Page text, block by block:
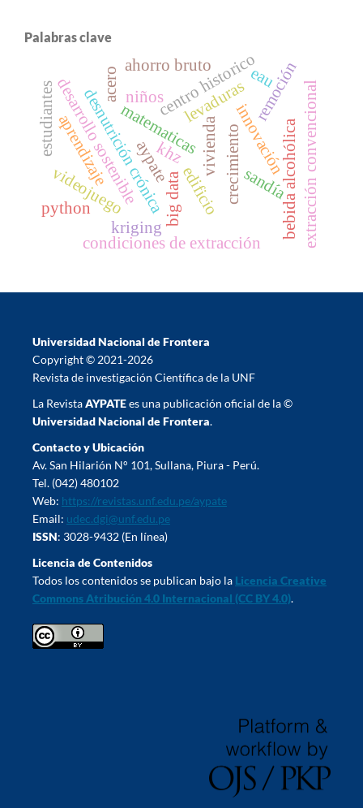
Palabras clave
aypate
matematicas crecimiento
desnutrición crónica edificio
centro historico
vivienda
sandía
bebida alcohólica
desarrollo sostenible innovación
aprendizaje
estudiantes
videojuego
levaduras
big data
kriging
niños
python
condiciones de extracción
remoción
ahorro bruto
acero extracción convencional
khz
eau
Universidad Nacional de Frontera
Copyright © 2021-2026
Revista de investigación Científica de la UNF
La RevistaAYPATEes una publicación oficial de la ©
Universidad Nacional de Frontera.
Contacto y Ubicación
Av. San Hilarión N° 101, Sullana, Piura - Perú.
Tel. (042) 480102
Web: https://revistas.unf.edu.pe/aypate
Email: udec.dgi@unf.edu.pe
ISSN: 3028-9432 (En línea)
Licencia de Contenidos
Todos los contenidos se publican bajo la Licencia Creative
Commons Atribución 4.0 Internacional (CC BY 4.0).